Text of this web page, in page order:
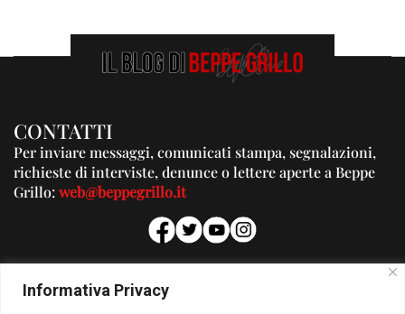
Informativa Privacy
CONTATTI
Per inviare messaggi, comunicati stampa, segnalazioni,
richieste di interviste, denunce o lettere aperte a Beppe
Grillo:web@beppegrillo.it
PUBBLICITA'
Per la tua pubblicità su questo Blog: